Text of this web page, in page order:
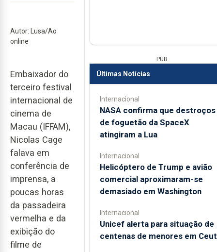
Autor: Lusa/Ao
online
Embaixador do
terceiro festival
internacional de
cinema de
Macau (IFFAM),
Nicolas Cage
falava em
conferência de
imprensa, a
poucas horas
da passadeira
vermelha e da
exibição do
filme de
PUB
Últimas Notícias
Internacional
NASA confirma que destroços
de foguetão da SpaceX
atingiram a Lua
Internacional
Helicóptero de Trump e avião
comercial aproximaram-se
demasiado em Washington
Internacional
Unicef alerta para situação de
centenas de menores em